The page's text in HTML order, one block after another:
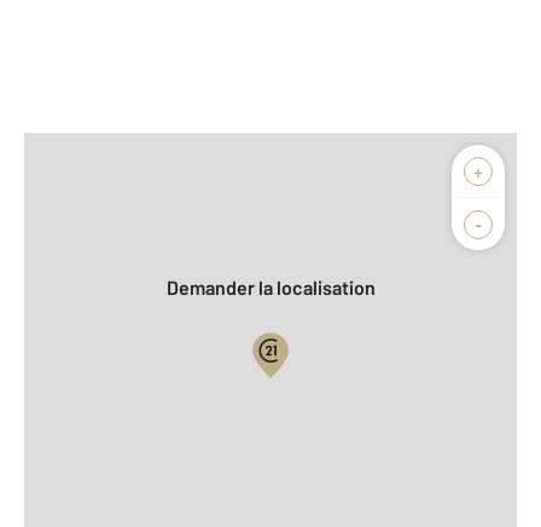
+
-
Biens vendus
Demander la localisation